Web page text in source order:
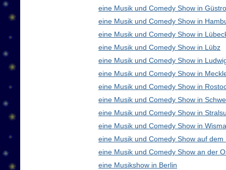
eine Musik und Comedy Show in
eine Musik und Comedy Show in
eine Musik und Comedy Show in
eine Musik und Comedy Show in Lübz
eine Musik und Comedy Show in
eine Musik und Comedy Show in
eine Musik und Comedy Show in
eine Musik und Comedy Show in
eine Musik und Comedy Show in
eine Musik und Comedy Show in
eine Musik und Comedy Show auf dem
eine Musik und Comedy Show an der
eine Musikshow in Berlin